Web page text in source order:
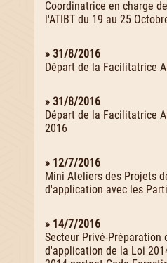
Coordinatrice en charge
l'ATIBT du 19 au 25
» 31/8/2016
Départ de la Facilitatrice
» 31/8/2016
Départ de la Facilitatrice
2016
» 12/7/2016
Mini Ateliers des Projets
d'application avec les
» 14/7/2016
Secteur Privé-Préparation
d'application de la Loi